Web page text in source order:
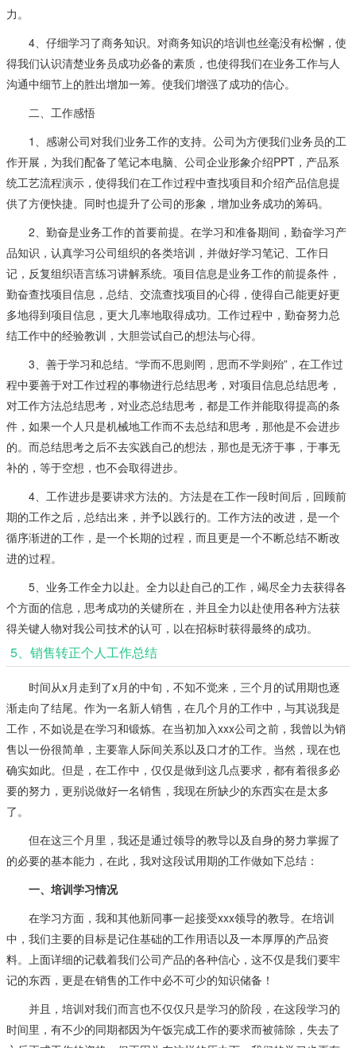
力。
4、仔细学习了商务知识。对商务知识的培训也丝毫没有松懈，使
得我们认识清楚业务员成功必备的素质，也使得我们在业务工作与人
沟通中细节上的胜出增加一筹。使我们增强了成功的信心。
二、工作感悟
1、感谢公司对我们业务工作的支持。公司为方便我们业务员的工
作开展，为我们配备了笔记本电脑、公司企业形象介绍PPT，产品系
统工艺流程演示，使得我们在工作过程中查找项目和介绍产品信息提
供了方便快捷。同时也提升了公司的形象，增加业务成功的筹码。
2、勤奋是业务工作的首要前提。在学习和准备期间，勤奋学习产
品知识，认真学习公司组织的各类培训，并做好学习笔记、工作日
记，反复组织语言练习讲解系统。项目信息是业务工作的前提条件，
勤奋查找项目信息，总结、交流查找项目的心得，使得自己能更好更
多地得到项目信息，更大几率地取得成功。工作过程中，勤奋努力总
结工作中的经验教训，大胆尝试自己的想法与心得。
3、善于学习和总结。“学而不思则罔，思而不学则殆”，在工作过
程中要善于对工作过程的事物进行总结思考，对项目信息总结思考，
对工作方法总结思考，对业态总结思考，都是工作并能取得提高的条
件，如果一个人只是机械地工作而不去总结和思考，那他是不会进步
的。而总结思考之后不去实践自己的想法，那也是无济于事，于事无
补的，等于空想，也不会取得进步。
4、工作进步是要讲求方法的。方法是在工作一段时间后，回顾前
期的工作之后，总结出来，并予以践行的。工作方法的改进，是一个
循序渐进的工作，是一个长期的过程，而且更是一个不断总结不断改
进的过程。
5、业务工作全力以赴。全力以赴自己的工作，竭尽全力去获得各
个方面的信息，思考成功的关键所在，并且全力以赴使用各种方法获
得关键人物对我公司技术的认可，以在招标时获得最终的成功。
5、销售转正个人工作总结
时间从x月走到了x月的中旬，不知不觉来，三个月的试用期也逐
渐走向了结尾。作为一名新人销售，在几个月的工作中，与其说我是
工作，不如说是在学习和锻炼。在当初加入xxx公司之前，我曾以为销
售以一份很简单，主要靠人际间关系以及口才的工作。当然，现在也
确实如此。但是，在工作中，仅仅是做到这几点要求，都有着很多必
要的努力，更别说做好一名销售，我现在所缺少的东西实在是太多
了。
但在这三个月里，我还是通过领导的教导以及自身的努力掌握了
的必要的基本能力，在此，我对这段试用期的工作做如下总结：
一、培训学习情况
在学习方面，我和其他新同事一起接受xxx领导的教导。在培训
中，我们主要的目标是记住基础的工作用语以及一本厚厚的产品资
料。上面详细的记载着我们公司产品的各种信心，这不仅是我们要牢
记的东西，更是在销售的工作中必不可少的知识储备！
并且，培训对我们而言也不仅仅只是学习的阶段，在这段学习的
时间里，有不少的同期都因为午饭完成工作的要求而被筛除，失去了